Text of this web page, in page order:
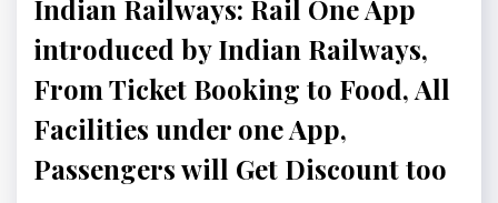
Indian Railways: Rail One App
introduced by Indian Railways,
From Ticket Booking to Food, All
Facilities under one App,
Passengers will Get Discount too